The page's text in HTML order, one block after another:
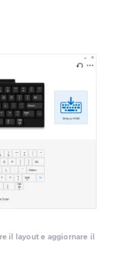
il layout e aggiornare il